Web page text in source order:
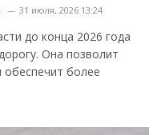
31 июля, 2026 13:24
до конца 2026 года
Она позволит
обеспечит более